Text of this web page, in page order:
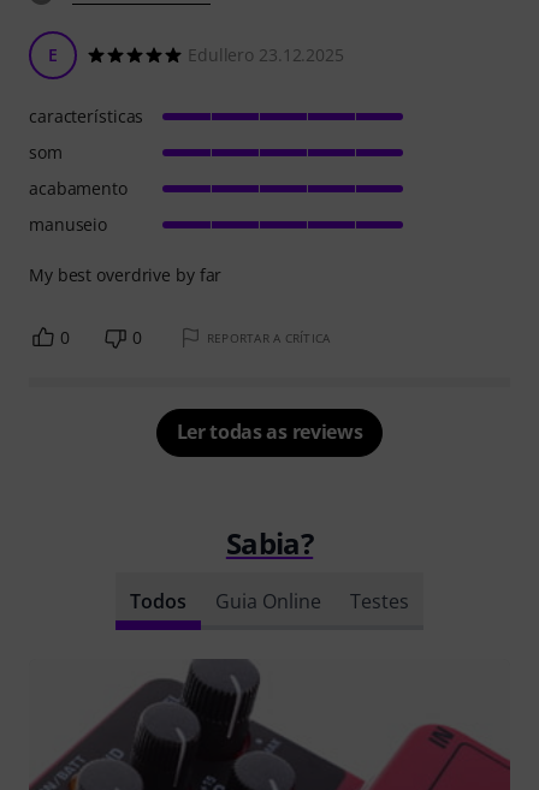
E Edullero 23.12.2025
My best overdrive by far
características
som
acabamento
manuseio
0 0 REPORTAR A CRÍTICA
Ler todas as reviews
Sabia?
Todos Guia Online Testes